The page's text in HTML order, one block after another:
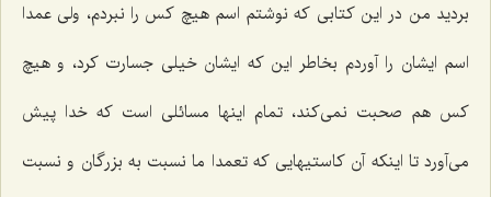
بردید من در این كتابی كه نوشتم اسم هیچ كس را نبردم، ولی عمدا
اسم ایشان را آوردم بخاطر این كه ایشان خیلی جسارت كرد، و هیچ
كس هم صحبت نمی‌كند، تمام اینها مسائلی است كه خدا پیش
می‌آورد تا اینكه آن كاستیهایی كه تعمدا ما نسبت به بزرگان و نسبت